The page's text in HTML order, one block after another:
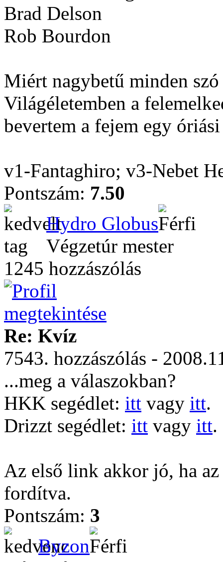
Brad Delson
Rob Bourdon
Miért nagybetű minden szó
Világéletemben a
bevertem a fejem egy
v1-Fantaghiro; v3-Nebet
Pontszám: 7.50
Hydro Globus
Végzetúr mester
1245 hozzászólás
Re: Kvíz
7543. hozzászólás -
...meg a válaszokban?
HKK segédlet: itt vagy itt.
Drizzt segédlet: itt vagy itt.
Az első link akkor jó, ha
fordítva.
Pontszám: 3
Byzon